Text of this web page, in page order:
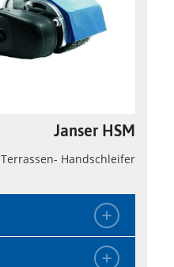
Janser HSM
Terrassen- Handschleifer